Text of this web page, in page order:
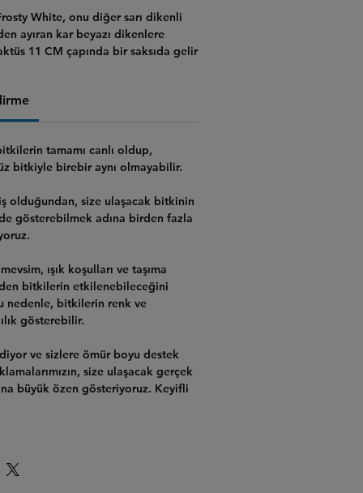
White, onu diğer sarı dikenli
ayıran kar beyazı dikenlere
11 CM çapında bir saksıda gelir
tamamı canlı oldup,
bitkiyle birebir aynı olmayabilir.
olduğundan, size ulaşacak bitkinin
gösterebilmek adına birden fazla
ışık koşulları ve taşıma
bitkilerin etkilenebileceğini
nedenle, bitkilerin renk ve
gösterebilir.
ve sizlere ömür boyu destek
size ulaşacak gerçek
büyük özen gösteriyoruz. Keyifli